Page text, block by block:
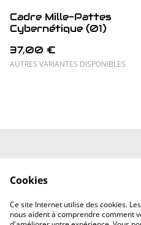
Cadre Mille-Pattes
Cybernétique (01)
37,00 €
AUTRES VARIANTES DISPONIBLES
confidentialité
Cookies
Ce site Internet utilise des cookies.
nous aident à comprendre comment